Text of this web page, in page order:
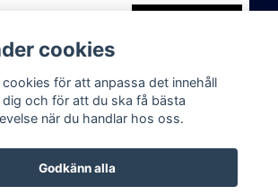
cookies
för att anpassa det innehåll
och för att du ska få bästa
när du handlar hos oss.
Godkänn alla